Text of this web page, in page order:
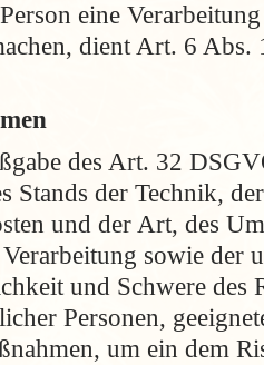
eine
dient Art. 6
des Art. 32
Stands der Technik, der
und der Art, des
sowie der
und Schwere des
Personen,
um ein dem